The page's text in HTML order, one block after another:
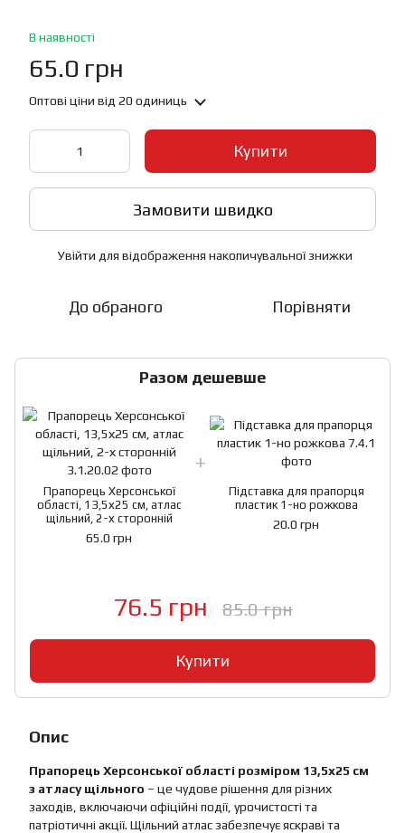
В наявності
65.0 грн
Оптові ціни від 20 одиниць
Купити
Замовити швидко
Увійти для відображення накопичувальної знижки
До обраного Порівняти
Разом дешевше
Прапорець Херсонської
області, 13,5х25 см, атлас
щільний, 2-х сторонній
65.0 грн
Підставка для прапорця
пластик 1-но рожкова
20.0 грн
76.5 грн 85.0 грн
Купити
Опис
Прапорець Херсонської області розміром 13,5х25 см
з атласу щільного – це чудове рішення для різних
заходів, включаючи офіційні події, урочистості та
патріотичні акції. Щільний атлас забезпечує яскраві та